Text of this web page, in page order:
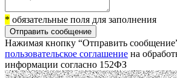
* обязательные поля для заполнения
Отправить сообщение
Нажимая кнопку “Отправить
пользовательское соглашение на
информации согласно 152ФЗ